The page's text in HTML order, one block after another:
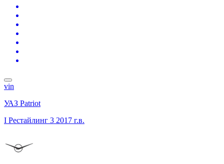
vin
УАЗ Patriot
I Рестайлинг 3 2017 г.в.